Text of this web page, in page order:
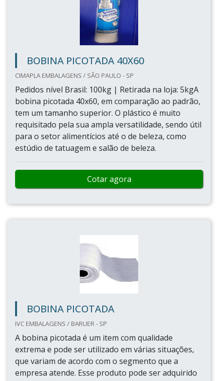
BOBINA PICOTADA 40X60
CIMAPLA EMBALAGENS / SÃO PAULO - SP
Pedidos nível Brasil: 100kg | Retirada na loja: 5kgA
bobina picotada 40x60, em comparação ao padrão,
tem um tamanho superior. O plástico é muito
requisitado pela sua ampla versatilidade, sendo útil
para o setor alimentícios até o de beleza, como
estúdio de tatuagem e salão de beleza.
Cotar agora
BOBINA PICOTADA
IVC EMBALAGENS / BARUER - SP
A bobina picotada é um item com qualidade
extrema e pode ser utilizado em várias situações,
que variam de acordo com o segmento que a
empresa atende. Esse produto pode ser adquirido